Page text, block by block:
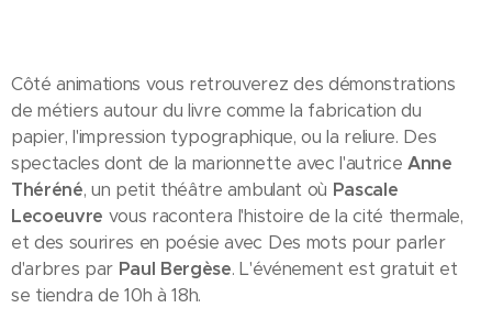
Côté animations vous retrouverez des démonstrations
de métiers autour du livre comme la fabrication du
papier, l'impression typographique, ou la reliure. Des
spectacles dont de la marionnette avec l'autrice Anne
Théréné, un petit théâtre ambulant où Pascale
Lecoeuvre vous racontera l'histoire de la cité thermale,
et des sourires en poésie avec Des mots pour parler
d'arbres par Paul Bergèse. L'événement est gratuit et
se tiendra de 10h à 18h.